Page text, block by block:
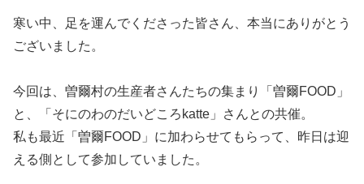
寒い中、足を運んでくださった皆さん、本当にありがとう
ございました。
今回は、曽爾村の生産者さんたちの集まり「曽爾FOOD」
と、「そにのわのだいどころkatte」さんとの共催。
私も最近「曽爾FOOD」に加わらせてもらって、昨日は迎
える側として参加していました。